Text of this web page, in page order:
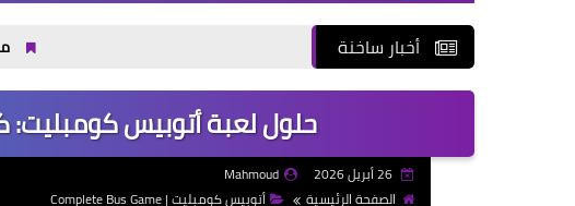
أخبار ساخنة معهد سنجر
حلول لعبة أتوبيس كومبليت:
26 أبريل 2026
Mahmoud
الصفحة الرئيسية
أتوبيس كومبليت | Complete Bus Game